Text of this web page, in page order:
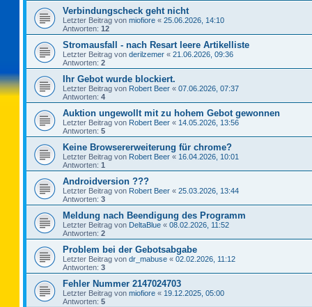
Verbindungscheck geht nicht
Letzter Beitrag von miofiore « 25.06.2026, 14:10
Antworten: 12
Stromausfall - nach Resart leere Artikelliste
Letzter Beitrag von derilzemer « 21.06.2026, 09:36
Antworten: 2
Ihr Gebot wurde blockiert.
Letzter Beitrag von Robert Beer « 07.06.2026, 07:37
Antworten: 4
Auktion ungewollt mit zu hohem Gebot gewonnen
Letzter Beitrag von Robert Beer « 14.05.2026, 13:56
Antworten: 5
Keine Browsererweiterung für chrome?
Letzter Beitrag von Robert Beer « 16.04.2026, 10:01
Antworten: 1
Androidversion ???
Letzter Beitrag von Robert Beer « 25.03.2026, 13:44
Antworten: 3
Meldung nach Beendigung des Programm
Letzter Beitrag von DeltaBlue « 08.02.2026, 11:52
Antworten: 2
Problem bei der Gebotsabgabe
Letzter Beitrag von dr_mabuse « 02.02.2026, 11:12
Antworten: 3
Fehler Nummer 2147024703
Letzter Beitrag von miofiore « 19.12.2025, 05:00
Antworten: 5